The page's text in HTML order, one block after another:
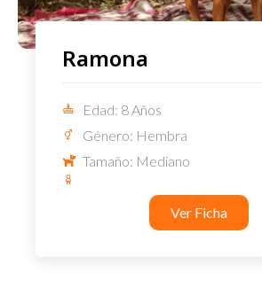
Ramona
Edad: 8 Años
Género: Hembra
Tamaño: Mediano
Ver Ficha